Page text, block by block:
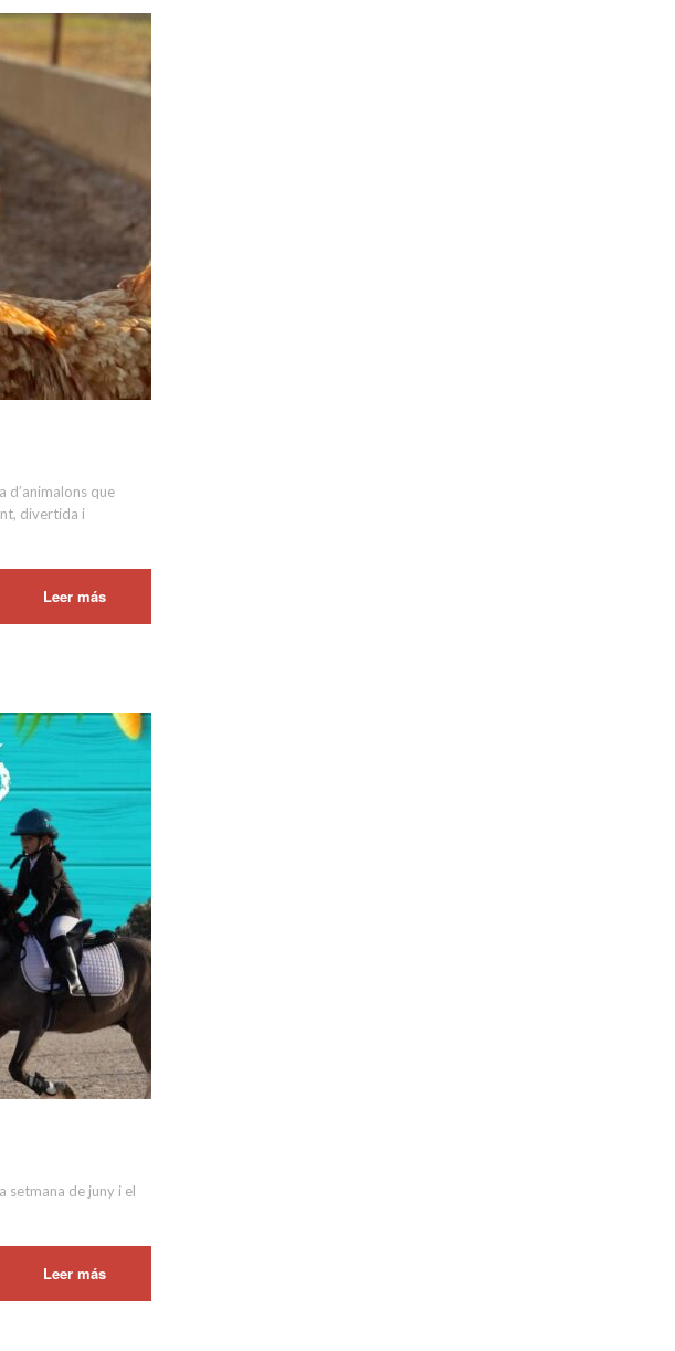
d’animalons que
divertida i
Leer más
setmana de juny i el
Leer más